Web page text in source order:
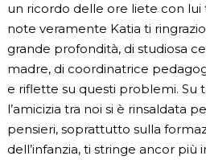
un ricordo delle ore liete con lui
note veramente Katia ti
grande profondità, di studiosa
madre, di coordinatrice
e riflette su questi problemi. Su
l’amicizia tra noi si è rinsaldata
pensieri, soprattutto sulla
dell’infanzia, ti stringe ancor